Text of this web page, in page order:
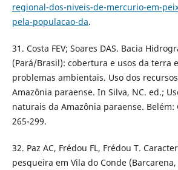
regional-dos-niveis-de-mercurio-em-
pela-populacao-da.
31. Costa FEV; Soares DAS. Bacia
(Pará/Brasil): cobertura e usos da terra
problemas ambientais. Uso dos
Amazônia paraense. In Silva, NC. ed.;
naturais da Amazônia paraense. Belém:
265-299.
32. Paz AC, Frédou FL, Frédou T.
pesqueira em Vila do Conde